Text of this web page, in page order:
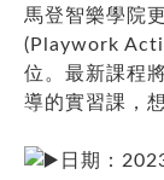
馬登智樂學院
(Playwork
位。最新課程
導的實習課，
日期：